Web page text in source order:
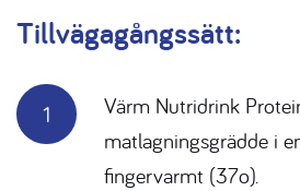
Tillvägagångssätt:
Värm Nutridrink
matlagningsgrädde i
fingervarmt (37o).